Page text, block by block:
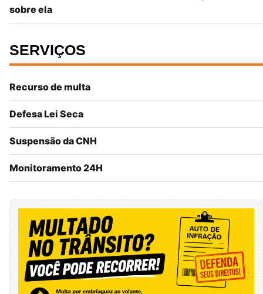
sobre ela
SERVIÇOS
Recurso de multa
Defesa Lei Seca
Suspensão da CNH
Monitoramento 24H